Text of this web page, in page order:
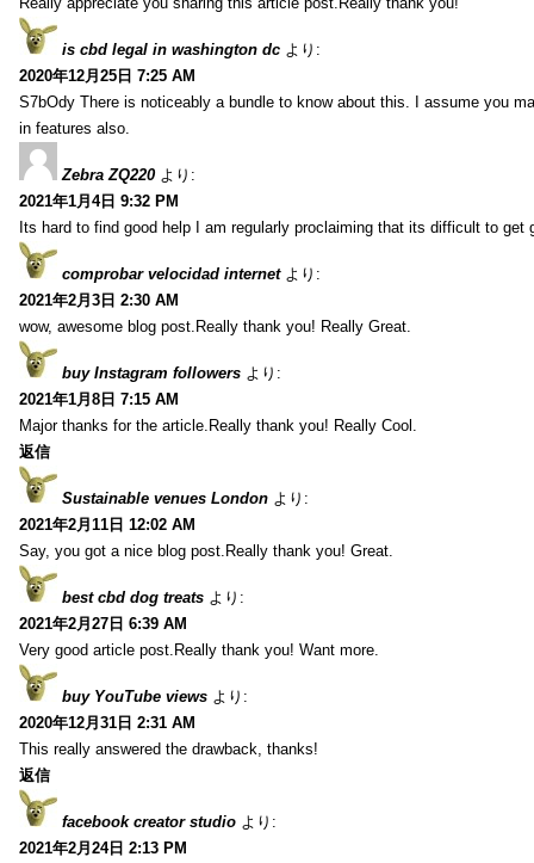
is cbd legal in washington dc より:
2020年12月25日 7:25 AM
S7bOdy There is noticeably a bundle to know about this. I assume you
in features also.
Zebra ZQ220 より:
2021年1月4日 9:32 PM
Its hard to find good help I am regularly proclaiming that its difficult to get
comprobar velocidad internet より:
2021年2月3日 2:30 AM
wow, awesome blog post.Really thank you! Really Great.
buy Instagram followers より:
2021年1月8日 7:15 AM
Major thanks for the article.Really thank you! Really Cool.
返信
Sustainable venues London より:
2021年2月11日 12:02 AM
Say, you got a nice blog post.Really thank you! Great.
best cbd dog treats より:
2021年2月27日 6:39 AM
Very good article post.Really thank you! Want more.
buy YouTube views より:
2020年12月31日 2:31 AM
This really answered the drawback, thanks!
返信
facebook creator studio より:
2021年2月24日 2:13 PM